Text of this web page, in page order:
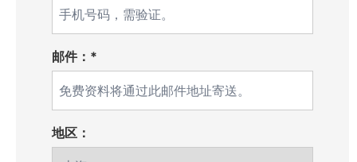
邮件：*
地区：